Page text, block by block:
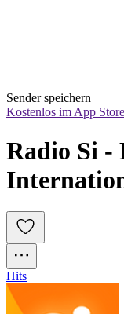
Sender speichern
Kostenlos im App
Radio Si -
Hits